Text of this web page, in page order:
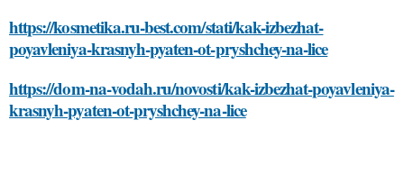
https://kosmetika.ru-best.com/stati/kak-izbezhat-
poyavleniya-krasnyh-pyaten-ot-pryshchey-na-lice
https://dom-na-vodah.ru/novosti/kak-izbezhat-poyavleniya-
krasnyh-pyaten-ot-pryshchey-na-lice